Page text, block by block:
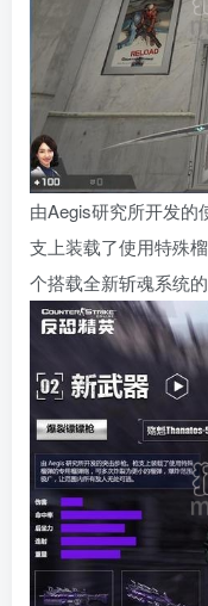
由Aegis研究所开发的
支上装载了使用特殊
个搭载全新斩魂系统